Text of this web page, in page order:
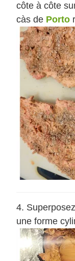
côte à côte
càs de Porto
une forme